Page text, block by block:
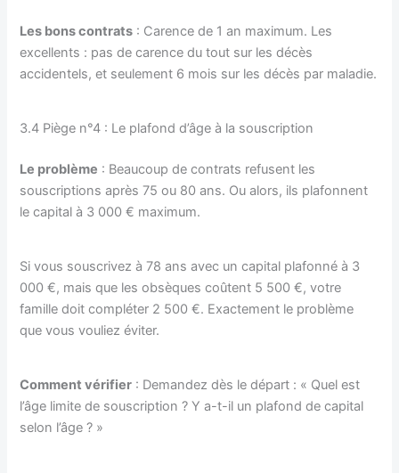
Les bons contrats : Carence de 1 an maximum. Les
excellents : pas de carence du tout sur les décès
accidentels, et seulement 6 mois sur les décès par maladie.
3.4 Piège n°4 : Le plafond d’âge à la souscription
Le problème : Beaucoup de contrats refusent les
souscriptions après 75 ou 80 ans. Ou alors, ils plafonnent
le capital à 3 000 € maximum.
Si vous souscrivez à 78 ans avec un capital plafonné à 3
000 €, mais que les obsèques coûtent 5 500 €, votre
famille doit compléter 2 500 €. Exactement le problème
que vous vouliez éviter.
Comment vérifier : Demandez dès le départ : « Quel est
l’âge limite de souscription ? Y a-t-il un plafond de capital
selon l’âge ? »